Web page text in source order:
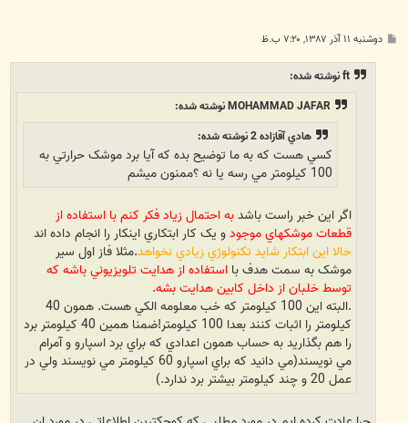
پ دوشنبه ۱۱ آذر ۱۳۸۷, ۷:۲۰ ب.ظ
ft نوشته شده:
MOHAMMAD JAFAR نوشته شده:
هادي آقازاده 2 نوشته شده:
کسي هست که به ما توضيح بده که آيا برد موشک حرارتي به
100 کيلومتر مي رسه يا نه ؟ممنون ميشم
اگر اين خبر راست باشدبه احتمال زياد فکر کنم با استفاده از
قطعات موشکهاي موجودو يک کار ابتکاري اينکار را انجام داده اند
حالا اين ابتکار شايد تکنولوژي زيادي نخواهد.مثلا فاز اول سير
موشک به سمت هدف با استفاده از هدايت تلويزيوني باشه که
توسط خلبان از داخل کابين هدايت بشه.
.البته اين 100 کيلومتر که خب معلومه الکي هست. همون 40
کيلومتر را اثبات کنند بعدا 100 کيلومتر!ضمنا همين 40 کيلومتر برد
را هم بگذاريد به حساب همون اعدادي که براي برد اسپارو و آمرام
مي نويسند(مي دانيد که براي اسپارو 60 کيلومتر مي نويسند ولي در
عمل 20 و چند کيلومتر بيشتر برد ندارد.)